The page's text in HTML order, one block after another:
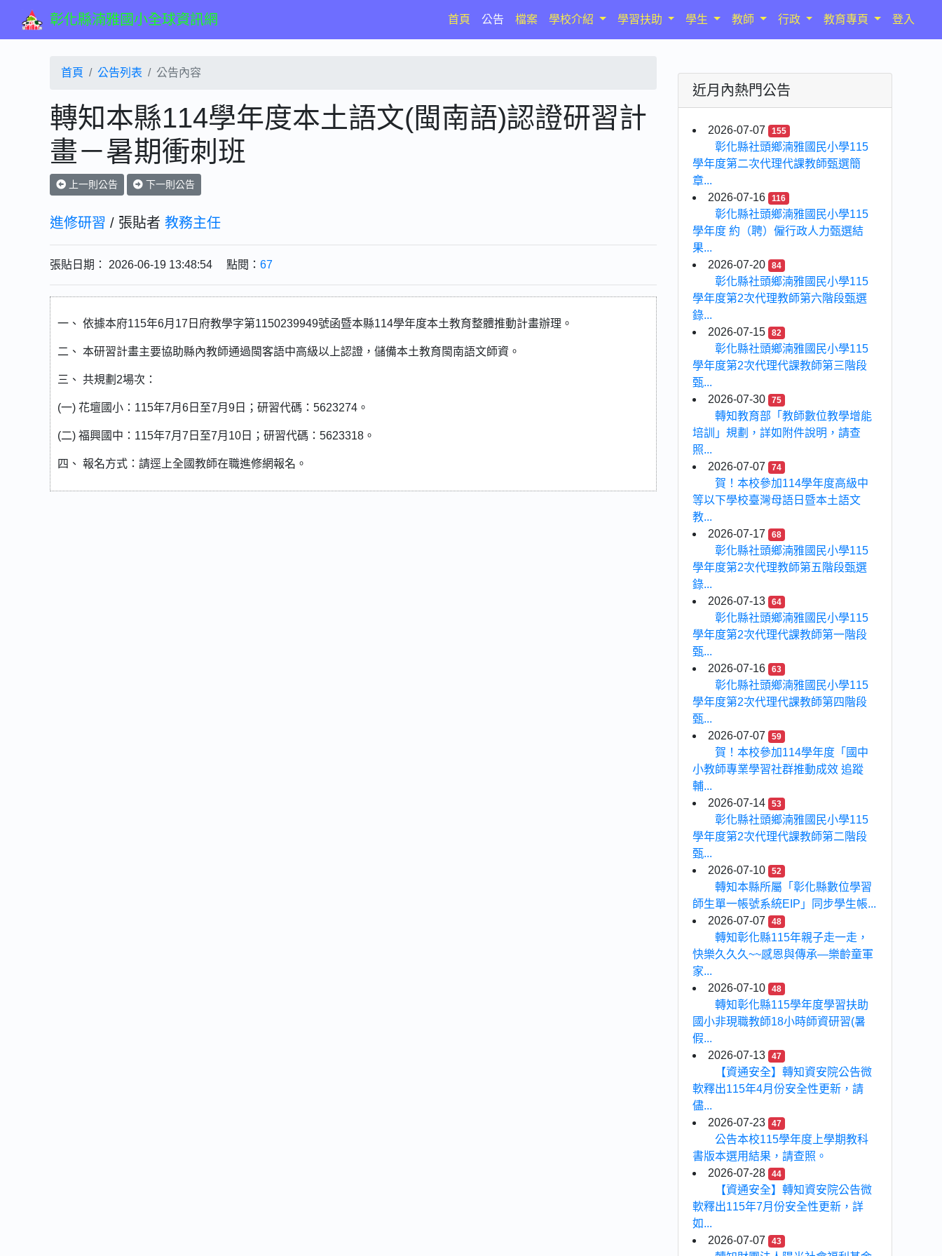
彰化縣湳雅國小全球資訊網 首頁(current)
公告 檔案 學校介紹 學習扶助 學生 教師 行政 教育專頁 登入
首頁 公告列表 公告內容
轉知本縣114學年度本土語文(閩南語)認證研習計
畫－暑期衝刺班
上一則公告 下一則公告
進修研習 / 張貼者 教務主任
張貼日期： 2026-06-19 13:48:54 點閱： 67
一、 依據本府115年6月17日府教學字第1150239949號函暨本縣114學年度本土教育整體推動計畫辦理。
二、 本研習計畫主要協助縣內教師通過閩客語中高級以上認證，儲備本土教育閩南語文師資。
三、 共規劃2場次：
(一) 花壇國小：115年7月6日至7月9日；研習代碼：5623274。
(二) 福興國中：115年7月7日至7月10日；研習代碼：5623318。
四、 報名方式：請逕上全國教師在職進修網報名。
近月內熱門公告
2026-07-07 155
彰化縣社頭鄉湳雅國民小學115
學年度第二次代理代課教師甄選簡
章...
2026-07-16
116
彰化縣社頭鄉湳雅國民小學115
學年度 約（聘）僱行政人力甄選結
果...
2026-07-20
84
彰化縣社頭鄉湳雅國民小學115
學年度第2次代理教師第六階段甄選
錄...
2026-07-15
82
彰化縣社頭鄉湳雅國民小學115
學年度第2次代理代課教師第三階段
甄...
2026-07-30
75
轉知教育部「教師數位教學增能
培訓」規劃，詳如附件說明，請查
照...
2026-07-07
74
賀！本校參加114學年度高級中
等以下學校臺灣母語日暨本土語文
教...
2026-07-17
68
彰化縣社頭鄉湳雅國民小學115
學年度第2次代理教師第五階段甄選
錄...
2026-07-13
64
彰化縣社頭鄉湳雅國民小學115
學年度第2次代理代課教師第一階段
甄...
2026-07-16
63
彰化縣社頭鄉湳雅國民小學115
學年度第2次代理代課教師第四階段
甄...
2026-07-07
59
賀！本校參加114學年度「國中
小教師專業學習社群推動成效 追蹤
輔...
2026-07-14
53
彰化縣社頭鄉湳雅國民小學115
學年度第2次代理代課教師第二階段
甄...
2026-07-10
52
轉知本縣所屬「彰化縣數位學習
師生單一帳號系統EIP」同步學生帳...
2026-07-07
48
轉知彰化縣115年親子走一走，
快樂久久久~~感恩與傳承—樂齡童軍
家...
2026-07-10
48
轉知彰化縣115學年度學習扶助
國小非現職教師18小時師資研習(暑
假...
2026-07-13
47
【資通安全】轉知資安院公告微
軟釋出115年4月份安全性更新，請
儘...
2026-07-23
47
公告本校115學年度上學期教科
書版本選用結果，請查照。
2026-07-28
44
【資通安全】轉知資安院公告微
軟釋出115年7月份安全性更新，詳
如...
2026-07-07
43